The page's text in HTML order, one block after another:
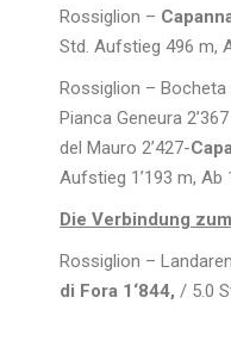
Rossiglion –
Std. Aufstieg 496 m,
Rossiglion – Bocheta
Pianca Geneura
del Mauro 2’427-
Aufstieg 1’193 m, Ab
Die Verbindung
Rossiglion –
di Fora 1‘844, / 5.0